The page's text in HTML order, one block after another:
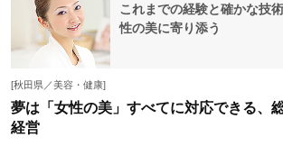
これまでの経験と確かな技
性の美に寄り添う
[秋田県／美容・健康]
夢は「女性の美」すべてに対応できる、
経営